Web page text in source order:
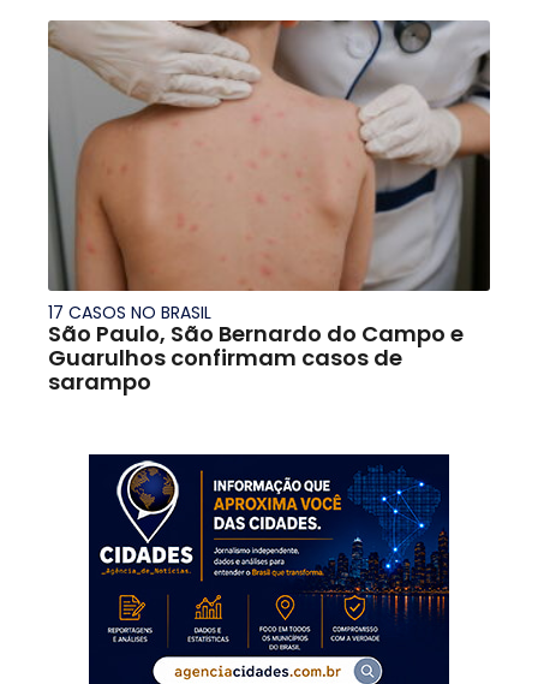
17 CASOS NO BRASIL
São Paulo, São Bernardo do Campo e
Guarulhos confirmam casos de
sarampo